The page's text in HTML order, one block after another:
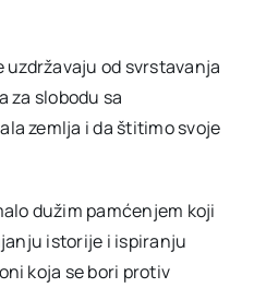
uzdržavaju od svrstavanja
za slobodu sa
zemlja i da štitimo svoje
dužim pamćenjem koji
istorije i ispiranju
koja se bori protiv